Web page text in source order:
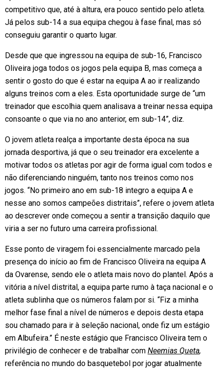
competitivo que, até à altura, era pouco sentido pelo atleta.
Já pelos sub-14 a sua equipa chegou à fase final, mas só
conseguiu garantir o quarto lugar.
Desde que que ingressou na equipa de sub-16, Francisco
Oliveira joga todos os jogos pela equipa B, mas começa a
sentir o gosto do que é estar na equipa A ao ir realizando
alguns treinos com a eles. Esta oportunidade surge de “um
treinador que escolhia quem analisava a treinar nessa equipa
consoante o que via no ano anterior, em sub-14”, diz.
O jovem atleta realça a importante desta época na sua
jornada desportiva, já que o seu treinador era excelente a
motivar todos os atletas por agir de forma igual com todos e
não diferenciando ninguém, tanto nos treinos como nos
jogos. “No primeiro ano em sub-18 integro a equipa A e
nesse ano somos campeões distritais”, refere o jovem atleta
ao descrever onde começou a sentir a transição daquilo que
viria a ser no futuro uma carreira profissional.
Esse ponto de viragem foi essencialmente marcado pela
presença do início ao fim de Francisco Oliveira na equipa A
da Ovarense, sendo ele o atleta mais novo do plantel. Após a
vitória a nível distrital, a equipa parte rumo à taça nacional e o
atleta sublinha que os números falam por si. “Fiz a minha
melhor fase final a nível de números e depois desta etapa
sou chamado para ir à seleção nacional, onde fiz um estágio
em Albufeira.” É neste estágio que Francisco Oliveira tem o
privilégio de conhecer e de trabalhar com Neemias Queta,
referência no mundo do basquetebol por jogar atualmente